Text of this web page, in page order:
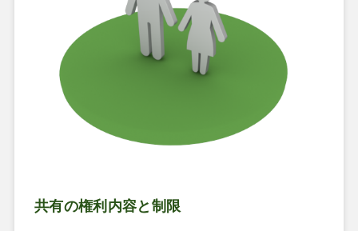
共有の権利内容と制限